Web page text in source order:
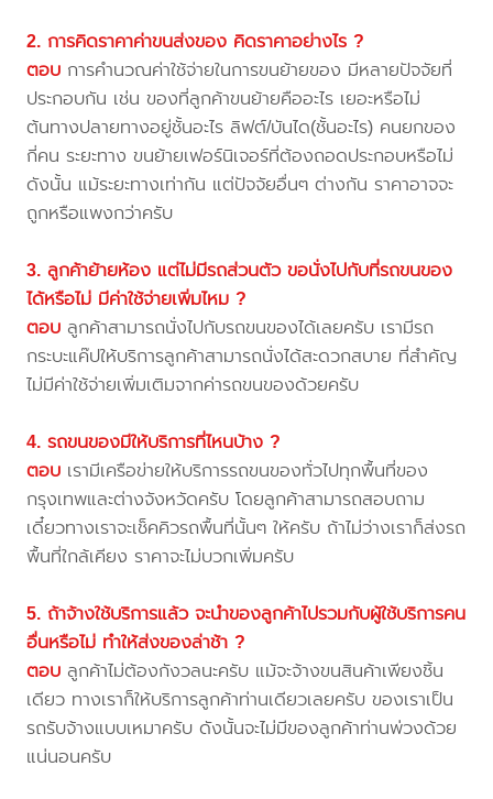
2. การคิดราคาค่าขนส่งของ คิดราคาอย่างไร ?
ตอบ การคำนวณค่าใช้จ่ายในการขนย้ายของ มีหลายปัจจัยที่
ประกอบกัน เช่น ของที่ลูกค้าขนย้ายคืออะไร เยอะหรือไม่
ต้นทางปลายทางอยู่ชั้นอะไร ลิฟต์/บันได(ชั้นอะไร) คนยกของ
กี่คน ระยะทาง ขนย้ายเฟอร์นิเจอร์ที่ต้องถอดประกอบหรือไม่
ดังนั้น แม้ระยะทางเท่ากัน แต่ปัจจัยอื่นๆ ต่างกัน ราคาอาจจะ
ถูกหรือแพงกว่าครับ
3. ลูกค้าย้ายห้อง แต่ไม่มีรถส่วนตัว ขอนั่งไปกับที่รถขนของ
ได้หรือไม่ มีค่าใช้จ่ายเพิ่มไหม ?
ตอบ ลูกค้าสามารถนั่งไปกับรถขนของได้เลยครับ เรามีรถ
กระบะแค๊ปให้บริการลูกค้าสามารถนั่งได้สะดวกสบาย ที่สำคัญ
ไม่มีค่าใช้จ่ายเพิ่มเติมจากค่ารถขนของด้วยครับ
4. รถขนของมีให้บริการที่ไหนบ้าง ?
ตอบ เรามีเครือข่ายให้บริการรถขนของทั่วไปทุกพื้นที่ของ
กรุงเทพและต่างจังหวัดครับ โดยลูกค้าสามารถสอบถาม
เดี๋ยวทางเราจะเช็คคิวรถพื้นที่นั้นๆ ให้ครับ ถ้าไม่ว่างเราก็ส่งรถ
พื้นที่ใกล้เคียง ราคาจะไม่บวกเพิ่มครับ
5. ถ้าจ้างใช้บริการแล้ว จะนำของลูกค้าไปรวมกับผู้ใช้บริการคน
อื่นหรือไม่ ทำให้ส่งของล่าช้า ?
ตอบ ลูกค้าไม่ต้องกังวลนะครับ แม้จะจ้างขนสินค้าเพียงชิ้น
เดียว ทางเราก็ให้บริการลูกค้าท่านเดียวเลยครับ ของเราเป็น
รถรับจ้างแบบเหมาครับ ดังนั้นจะไม่มีของลูกค้าท่านพ่วงด้วย
แน่นอนครับ